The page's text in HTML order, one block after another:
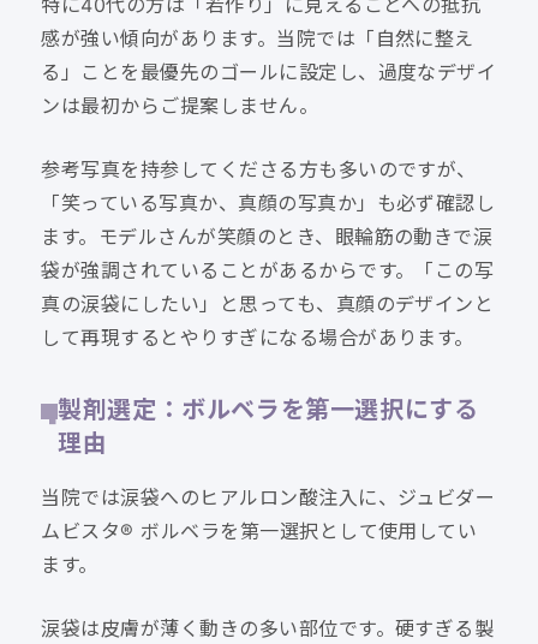
特に40代の方は「若作り」に見えることへの抵抗
感が強い傾向があります。当院では「自然に整え
る」ことを最優先のゴールに設定し、過度なデザイ
ンは最初からご提案しません。
参考写真を持参してくださる方も多いのですが、
「笑っている写真か、真顔の写真か」も必ず確認し
ます。モデルさんが笑顔のとき、眼輪筋の動きで涙
袋が強調されていることがあるからです。「この写
真の涙袋にしたい」と思っても、真顔のデザインと
して再現するとやりすぎになる場合があります。
製剤選定：ボルベラを第一選択にする
理由
当院では涙袋へのヒアルロン酸注入に、ジュビダー
ムビスタ® ボルベラを第一選択として使用してい
ます。
涙袋は皮膚が薄く動きの多い部位です。硬すぎる製